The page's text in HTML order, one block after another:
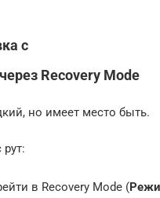
с
Recovery Mode
но имеет место быть.
в Recovery Mode (